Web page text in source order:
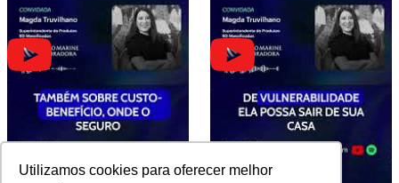
Utilizamos cookies para oferecer melhor